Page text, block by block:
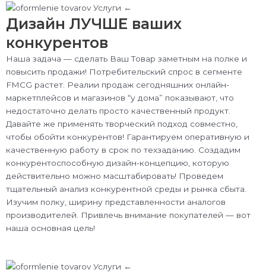
Дизайн ЛУЧШЕ ваших
конкурентов
Наша задача — сделать Ваш Товар заметным на полке и
повысить продажи! Потребительский спрос в сегменте
FMCG растет. Реалии продаж сегодняшних онлайн-
маркетплейсов и магазинов “у дома” показывают, что
недостаточно делать просто качественный продукт.
Давайте же применять творческий подход совместно,
чтобы обойти конкурентов! Гарантируем оперативную и
качественную работу в срок по техзаданию. Создадим
конкурентоспособную дизайн-концепцию, которую
действительно можно масштабировать! Проведем
тщательный анализ конкурентной среды и рынка сбыта.
Изучим полку, ширину представленности аналогов
производителей. Привлечь внимание покупателей — вот
наша основная цель!